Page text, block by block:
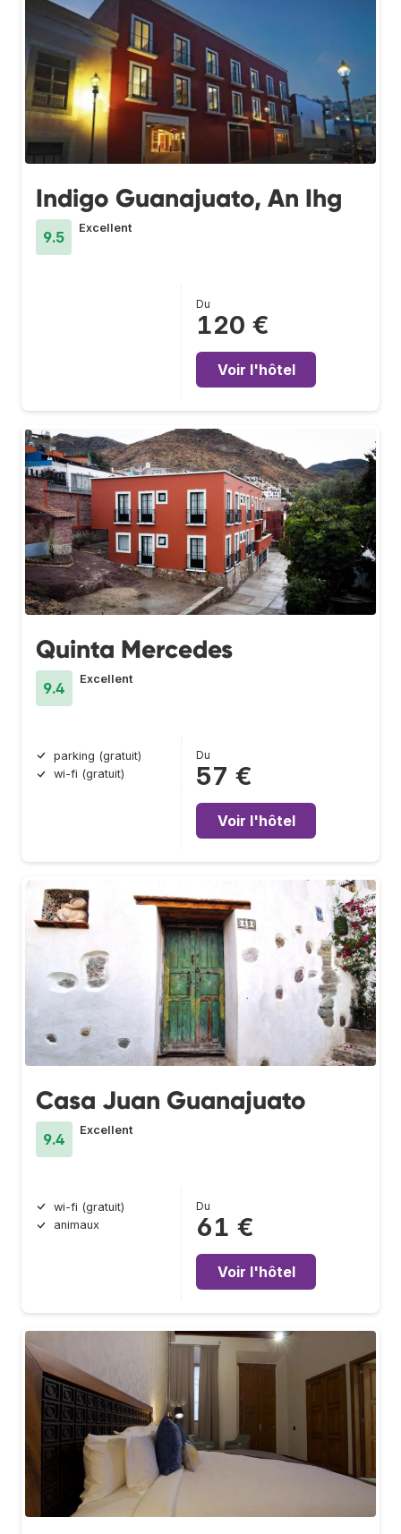
Indigo Guanajuato, An Ihg
9.5
Excellent
Du
120 €
Voir l'hôtel
Quinta Mercedes
9.4
Excellent
parking (gratuit)
wi-fi (gratuit)
Du
57 €
Voir l'hôtel
Casa Juan Guanajuato
9.4
Excellent
wi-fi (gratuit)
animaux
Du
61 €
Voir l'hôtel